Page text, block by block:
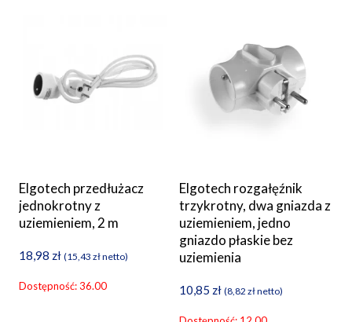
Elgotech przedłużacz
jednokrotny z
uziemieniem, 2 m
18,98 zł (15,43 złnetto)
Dostępność: 36.00
Elgotech rozgałęźnik
trzykrotny, dwa gniazda z
uziemieniem, jedno
gniazdo płaskie bez
uziemienia
10,85 zł (8,82 złnetto)